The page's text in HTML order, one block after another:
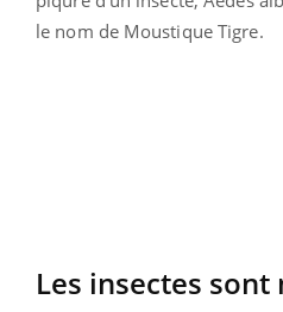
le nom de Moustique Tigre.
Les insectes